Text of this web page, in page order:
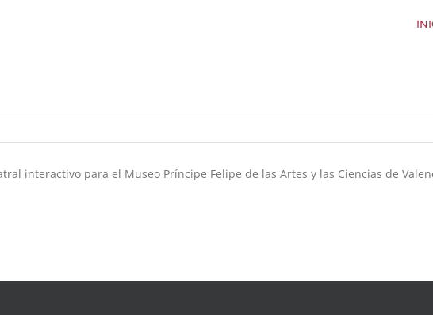
interactivo para el Museo Príncipe Felipe de las Artes y las Ciencias de